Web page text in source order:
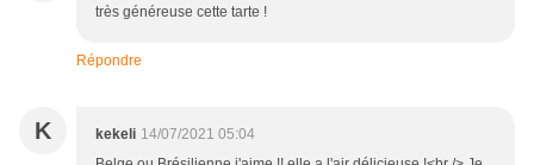
très généreuse cette tarte !
Répondre
K kekeli 14/07/2021 05:04